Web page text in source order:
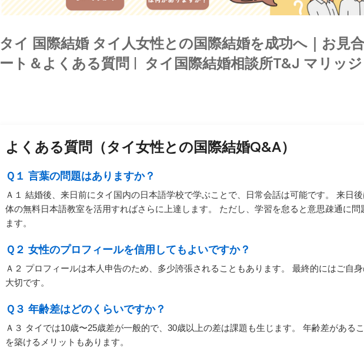
タイ 国際結婚 タイ人女性との国際結婚を成功へ｜お見
ート＆よくある質問 | タイ国際結婚相談所T&J マリッジ
よくある質問（タイ女性との国際結婚Q&A）
Ｑ１ 言葉の問題はありますか？
Ａ１ 結婚後、来日前にタイ国内の日本語学校で学ぶことで、日常会話は可能です。 来日
体の無料日本語教室を活用すればさらに上達します。 ただし、学習を怠ると意思疎通に問
ます。
Ｑ２ 女性のプロフィールを信用してもよいですか？
Ａ２ プロフィールは本人申告のため、多少誇張されることもあります。 最終的にはご自
大切です。
Ｑ３ 年齢差はどのくらいですか？
Ａ３ タイでは10歳〜25歳差が一般的で、30歳以上の差は課題も生じます。 年齢差がある
を築けるメリットもあります。